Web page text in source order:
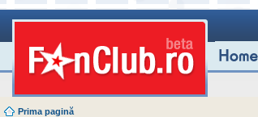
Prima pagină